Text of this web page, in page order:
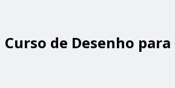
Curso de Desenho